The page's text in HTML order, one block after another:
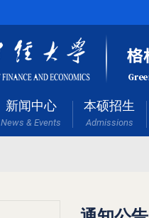
新闻中心
News & Events
本硕招生
Admissions